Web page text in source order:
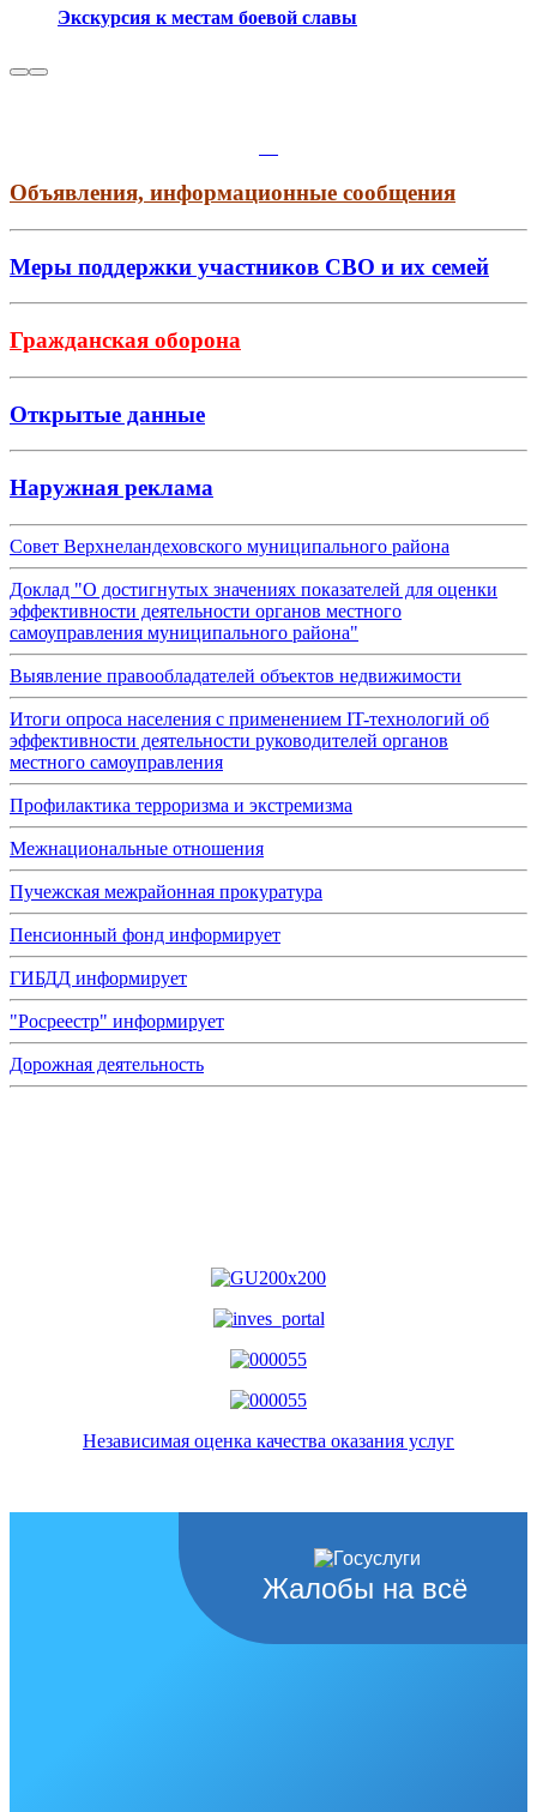
Экскурсия к местам боевой славы
Объявления, информационные сообщения
Меры поддержки участников СВО и их семей
Гражданская оборона
Открытые данные
Наружная реклама
Совет Верхнеландеховского муниципального района
Доклад "О достигнутых значениях показателей для оценки
эффективности деятельности органов местного
самоуправления муниципального района"
Выявление правообладателей объектов недвижимости
Итоги опроса населения с применением IT-технологий об
эффективности деятельности руководителей органов
местного самоуправления
Профилактика терроризма и экстремизма
Межнациональные отношения
Пучежская межрайонная прокуратура
Пенсионный фонд информирует
ГИБДД информирует
"Росреестр" информирует
Дорожная деятельность
Независимая оценка качества оказания услуг
Жалобы на всё